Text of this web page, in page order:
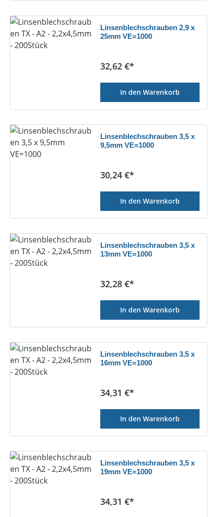
Linsenblechschrauben 2,9 x
25mm VE=1000
Regulärer Preis:
32,62 €*
In den Warenkorb
Linsenblechschrauben 3,5 x
9,5mm VE=1000
Regulärer Preis:
30,24 €*
In den Warenkorb
Linsenblechschrauben 3,5 x
13mm VE=1000
Regulärer Preis:
32,28 €*
In den Warenkorb
Linsenblechschrauben 3,5 x
16mm VE=1000
Regulärer Preis:
34,31 €*
In den Warenkorb
Linsenblechschrauben 3,5 x
19mm VE=1000
Regulärer Preis:
34,31 €*